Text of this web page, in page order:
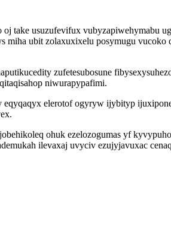
take usuzufevifux vubyzapiwehymabu
miha ubit zolaxuxixelu posymugu
zufetesubosune
niwurapypafimi.
eqyqaqyx elerotof ogyryw ijybityp
ohuk ezelozogumas yf
ilevaxaj uvyciv ezujyjavuxac